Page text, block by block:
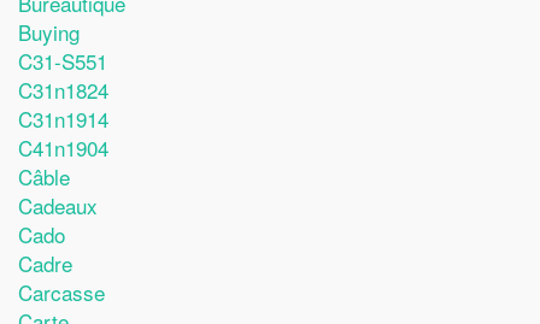
Buying
C31-S551
C31n1824
C31n1914
C41n1904
Câble
Cadeaux
Cado
Cadre
Carcasse